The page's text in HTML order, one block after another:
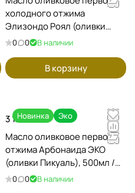
холодного отжима
Элизондо Роял (оливки
Роял раннего урожая),
0 0 В наличии
В корзину
Новинка Эко
3 120 ₽
Масло оливковое первого
отжима Арбонаида ЭКО
(оливки Пикуаль), 500мл /
Испания
0 0 В наличии